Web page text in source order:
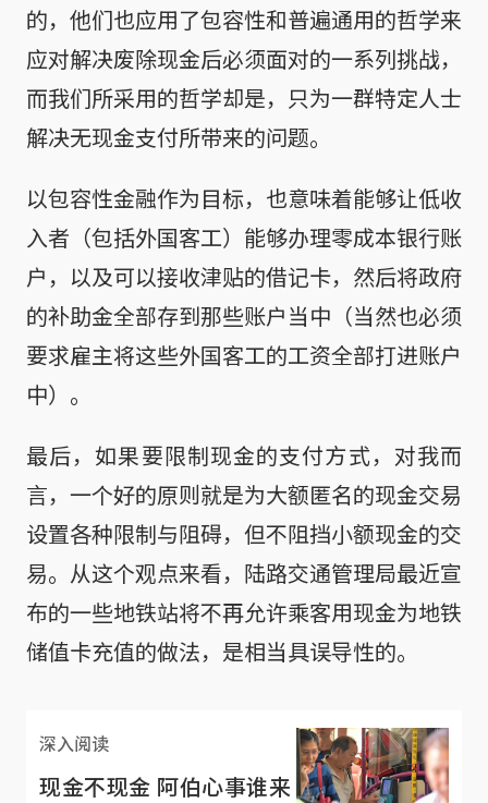
的，他们也应用了包容性和普遍通用的哲学来
应对解决废除现金后必须面对的一系列挑战，
而我们所采用的哲学却是，只为一群特定人士
解决无现金支付所带来的问题。
以包容性金融作为目标，也意味着能够让低收
入者（包括外国客工）能够办理零成本银行账
户，以及可以接收津贴的借记卡，然后将政府
的补助金全部存到那些账户当中（当然也必须
要求雇主将这些外国客工的工资全部打进账户
中）。
最后，如果要限制现金的支付方式，对我而
言，一个好的原则就是为大额匿名的现金交易
设置各种限制与阻碍，但不阻挡小额现金的交
易。从这个观点来看，陆路交通管理局最近宣
布的一些地铁站将不再允许乘客用现金为地铁
储值卡充值的做法，是相当具误导性的。
深入阅读
现金不现金 阿伯心事谁来